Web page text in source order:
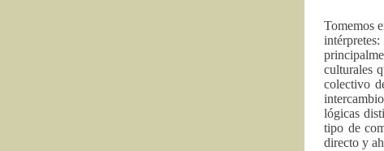
Tomemos
culturales
colectivo
lógicas
tipo de
directo y